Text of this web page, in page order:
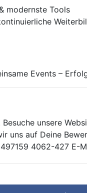
modernste Tools
Events –
unsere
uns auf Deine
4062-427 E-